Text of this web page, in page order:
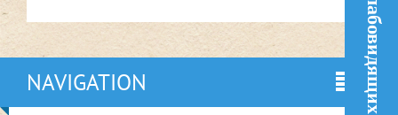
NAVIGATION